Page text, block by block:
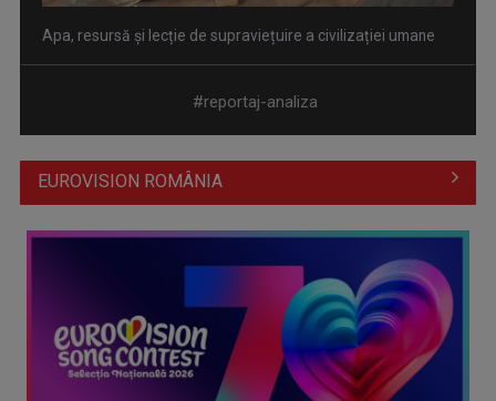
85 de ani de la Pogromul de la Iași. Istoricul Radu Ioanid: În
Noua mare bătălie pentru intimitate: UE are în vedere măsuri
stricte ...
EUROVISION ROMÂNIA